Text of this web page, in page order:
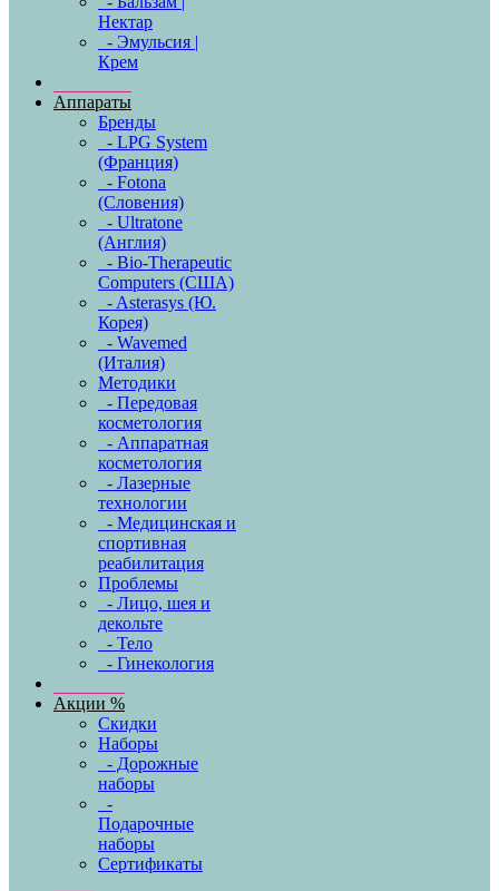
Нектар
- Эмульсия |
Крем
Аппараты
Бренды
- LPG System
(Франция)
- Fotona
(Словения)
- Ultratone
(Англия)
- Bio-Therapeutic
Computers (США)
- Asterasys (Ю.
Корея)
- Wavemed
(Италия)
Методики
- Передовая
косметология
- Аппаратная
косметология
- Лазерные
технологии
- Медицинская и
спортивная
реабилитация
Проблемы
- Лицо, шея и
декольте
- Тело
- Гинекология
Акции %
Скидки
Наборы
- Дорожные
наборы
-
Подарочные
наборы
Сертификаты